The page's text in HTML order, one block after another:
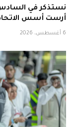
نستذكر في
أرست أسس
6 أغسطس، 2026